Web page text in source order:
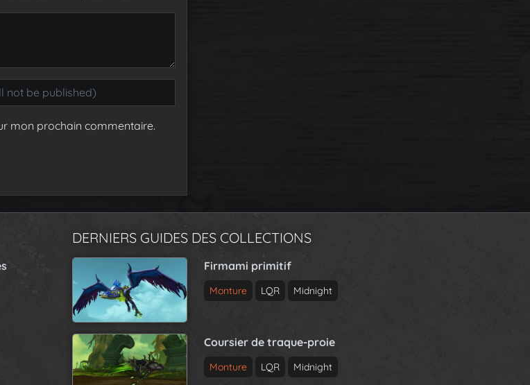
mon prochain commentaire.
DERNIERS GUIDES DES COLLECTIONS
Firmami primitif
Monture LQR Midnight
Coursier de traque-proie
Monture LQR Midnight